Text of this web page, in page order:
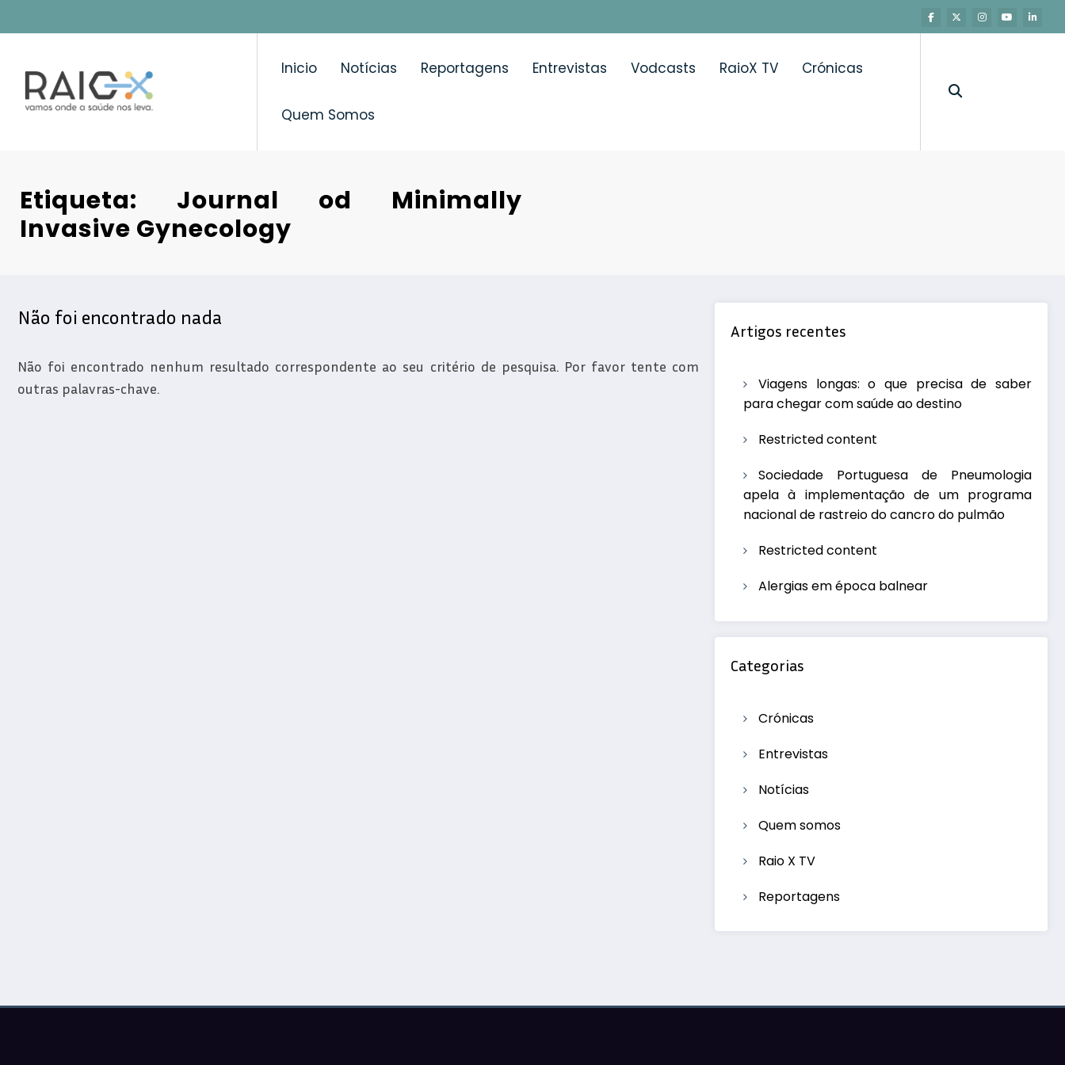
para
conteúdo
Inicio Notícias Reportagens Entrevistas Vodcasts RaioX TV Crónicas
Quem Somos
Etiqueta: Journal od Minimally
Invasive Gynecology
Não foi encontrado nada
Não foi encontrado nenhum resultado correspondente ao seu critério de pesquisa. Por favor tente com
outras palavras-chave.
Artigos recentes
Viagens longas: o que precisa de saber
para chegar com saúde ao destino
Restricted content
Sociedade Portuguesa de Pneumologia
apela à implementação de um programa
nacional de rastreio do cancro do pulmão
Restricted content
Alergias em época balnear
Categorias
Crónicas
Entrevistas
Notícias
Quem somos
Raio X TV
Reportagens